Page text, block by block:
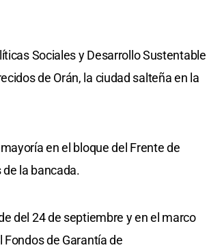
Sociales y Desarrollo Sustentable
de Orán, la ciudad salteña en la
en el bloque del Frente de
la bancada.
del 24 de septiembre y en el marco
de Garantía de